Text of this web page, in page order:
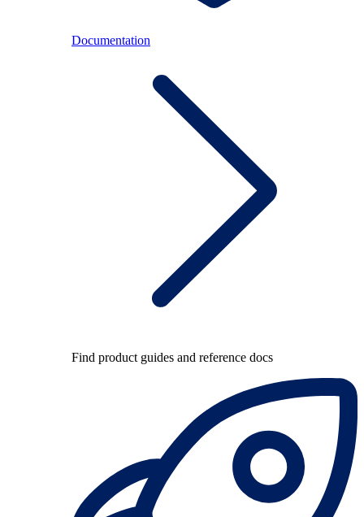
Documentation
Find product guides and reference docs